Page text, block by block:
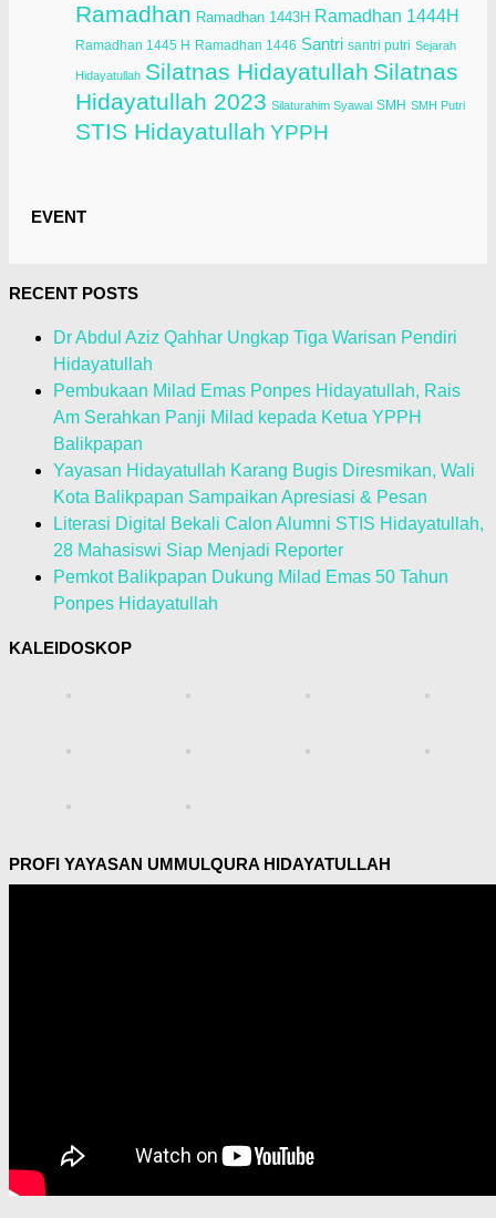
Ramadhan Ramadhan 1443H Ramadhan 1444H
Ramadhan 1445 H Ramadhan 1446 Santri santri putri Sejarah
Hidayatullah Silatnas Hidayatullah Silatnas
Hidayatullah 2023 Silaturahim Syawal SMH SMH Putri
STIS Hidayatullah YPPH
EVENT
RECENT POSTS
Dr Abdul Aziz Qahhar Ungkap Tiga Warisan Pendiri
Hidayatullah
Pembukaan Milad Emas Ponpes Hidayatullah, Rais
Am Serahkan Panji Milad kepada Ketua YPPH
Balikpapan
Yayasan Hidayatullah Karang Bugis Diresmikan, Wali
Kota Balikpapan Sampaikan Apresiasi & Pesan
Literasi Digital Bekali Calon Alumni STIS Hidayatullah,
28 Mahasiswi Siap Menjadi Reporter
Pemkot Balikpapan Dukung Milad Emas 50 Tahun
Ponpes Hidayatullah
KALEIDOSKOP
PROFI YAYASAN UMMULQURA HIDAYATULLAH